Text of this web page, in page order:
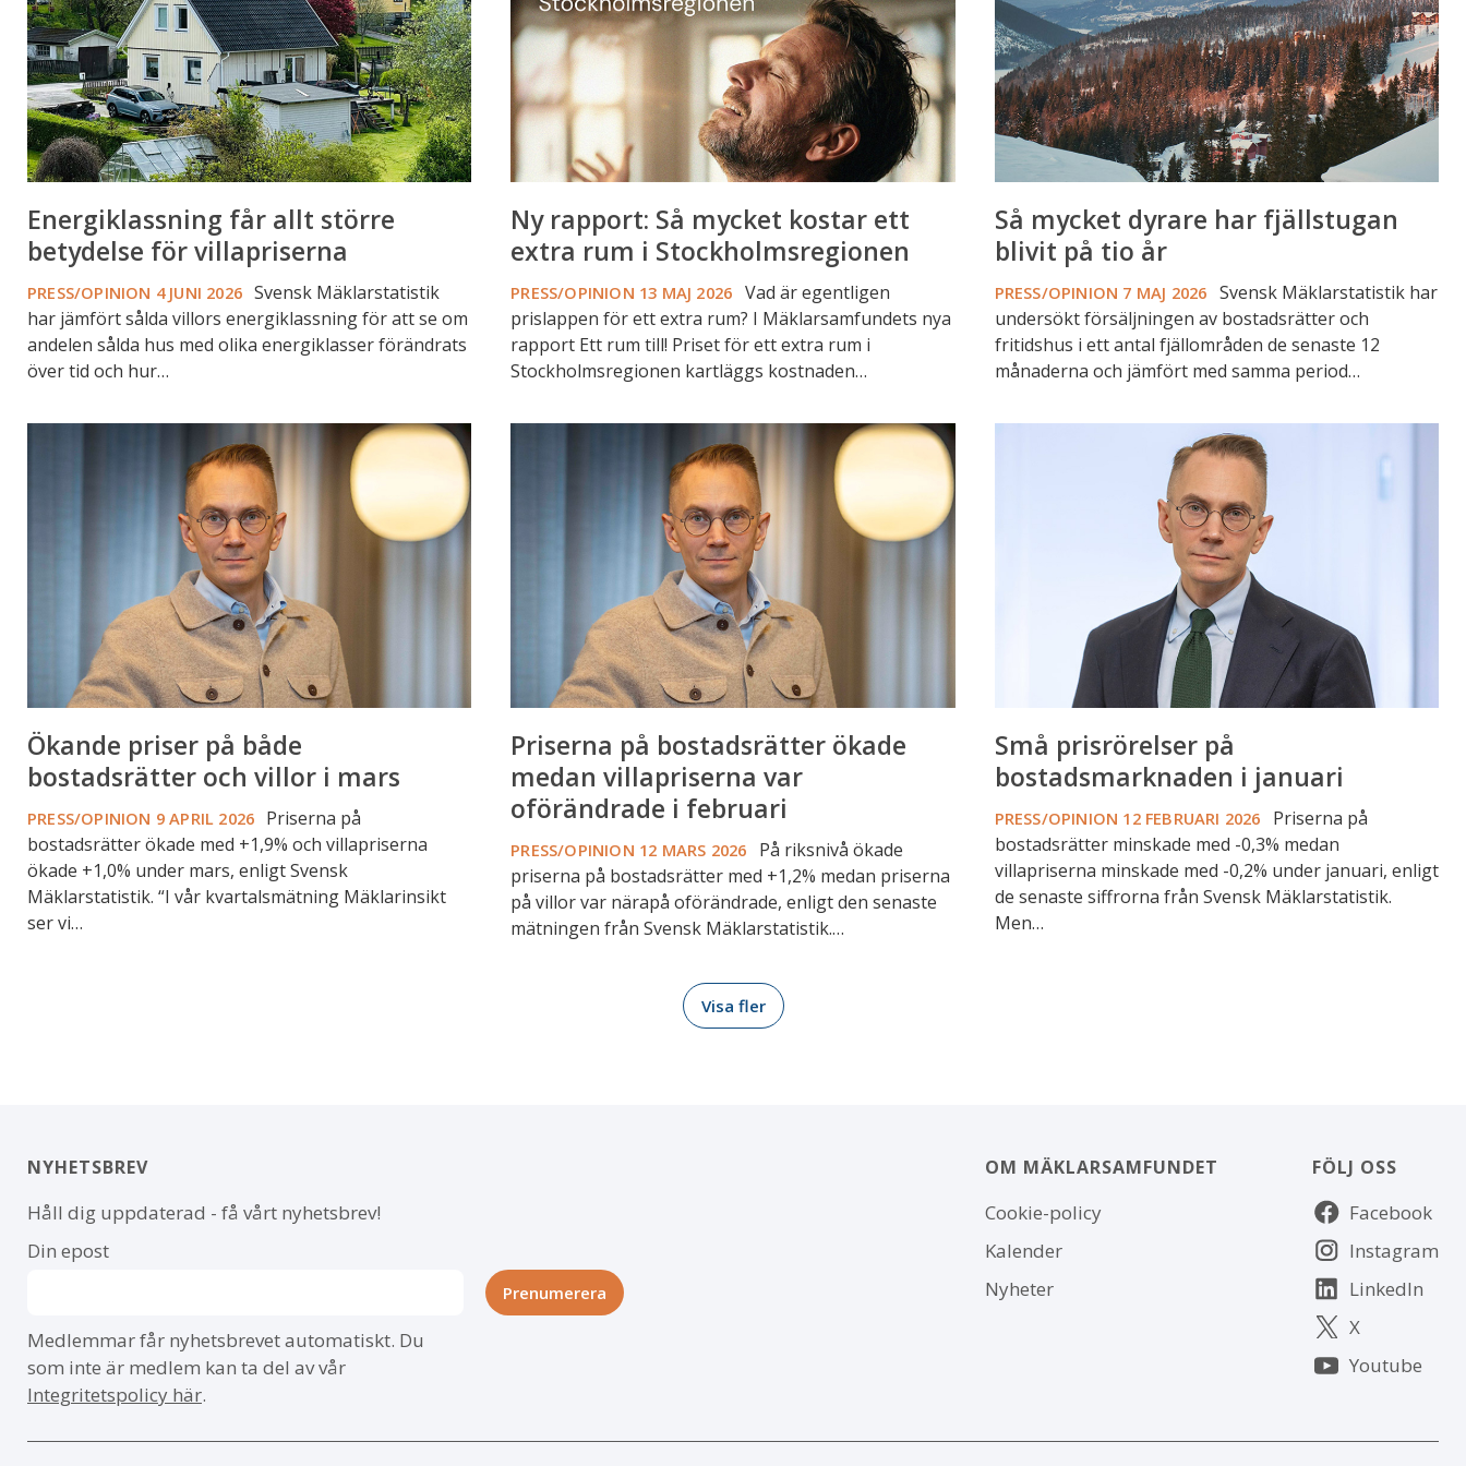
för
villapriserna
Energiklassning får allt större
betydelse för villapriserna
PRESS/OPINION 4 JUNI 2026 Svensk Mäklarstatistik
har jämfört sålda villors energiklassning för att se om
andelen sålda hus med olika energiklasser förändrats
över tid och hur…
extra
rum
Stockholmsregionen
Ny rapport: Så mycket kostar ett
extra rum i Stockholmsregionen
PRESS/OPINION 13 MAJ 2026 Vad är egentligen
prislappen för ett extra rum? I Mäklarsamfundets nya
rapport Ett rum till! Priset för ett extra rum i
Stockholmsregionen kartläggs kostnaden…
blivit
på
tio
Så mycket dyrare har fjällstugan
blivit på tio år
PRESS/OPINION 7 MAJ 2026 Svensk Mäklarstatistik har
undersökt försäljningen av bostadsrätter och
fritidshus i ett antal fjällområden de senaste 12
månaderna och jämfört med samma period…
Ökande priser på både
bostadsrätter och villor i mars
PRESS/OPINION 9 APRIL 2026 Priserna på
bostadsrätter ökade med +1,9% och villapriserna
ökade +1,0% under mars, enligt Svensk
Mäklarstatistik. “I vår kvartalsmätning Mäklarinsikt
ser vi…
Priserna på bostadsrätter ökade
medan villapriserna var
oförändrade i februari
PRESS/OPINION 12 MARS 2026
På riksnivå ökade
priserna på bostadsrätter med +1,2% medan priserna
på villor var närapå oförändrade, enligt den senaste
mätningen från Svensk Mäklarstatistik.…
Små prisrörelser på
bostadsmarknaden i januari
PRESS/OPINION 12 FEBRUARI 2026
Priserna på
bostadsrätter minskade med -0,3% medan
villapriserna minskade med -0,2% under januari, enligt
de senaste siffrorna från Svensk Mäklarstatistik.
Men…
Visa fler
NYHETSBREV
Håll dig uppdaterad - få vårt nyhetsbrev!
Din epost
Medlemmar får nyhetsbrevet automatiskt. Du
som inte är medlem kan ta del av vår
Integritetspolicy här.
OM MÄKLARSAMFUNDET
Om
Cookie-policy
Kalender
Nyheter
FÖLJ OSS
Följ
oss
Facebook
Instagram
LinkedIn
X
Youtube